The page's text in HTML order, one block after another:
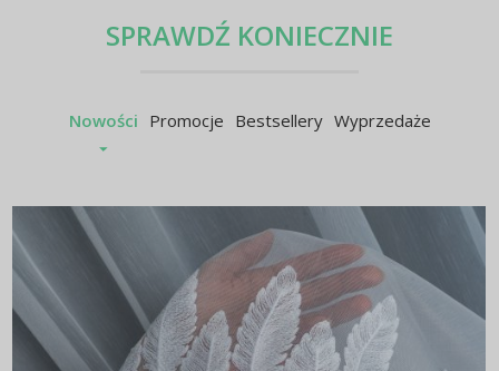
SPRAWDŹ KONIECZNIE
Nowości Promocje Bestsellery Wyprzedaże